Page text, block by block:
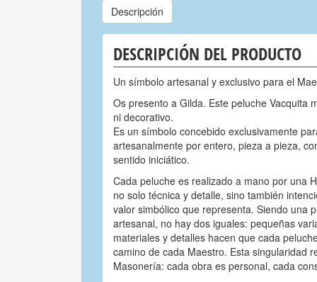
Descripción
DESCRIPCIÓN DEL PRODUCTO
Un símbolo artesanal y exclusivo para el
Os presento a Gilda. Este peluche Vacquita
ni decorativo.
Es un símbolo concebido exclusivamente
artesanalmente por entero, pieza a pieza,
sentido iniciático.
Cada peluche es realizado a mano por una
no solo técnica y detalle, sino también
valor simbólico que representa. Siendo una
artesanal, no hay dos iguales: pequeñas
materiales y detalles hacen que cada
camino de cada Maestro. Esta singularidad
Masonería: cada obra es personal, cada